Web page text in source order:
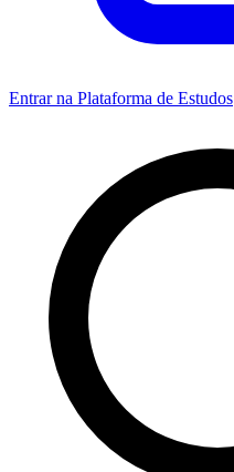
Entrar na Plataforma de Estudos